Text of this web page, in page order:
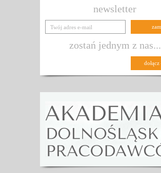
newsletter
zostań jednym z nas...